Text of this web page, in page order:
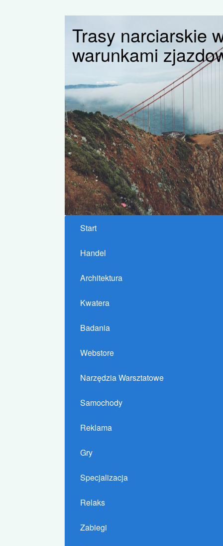
Trasy narciarskie
warunkami
Start
Handel
Architektura
Kwatera
Badania
Webstore
Narzędzia Warsztatowe
Samochody
Reklama
Gry
Specjalizacja
Relaks
Zabiegi